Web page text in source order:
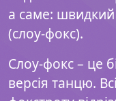
а саме: швидкий
(слоу-фокс).
Слоу-фокс – це
версія танцю.